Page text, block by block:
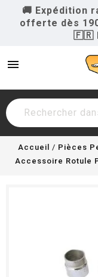
🚚 Expédition
offerte dès
🇫🇷
menu
Accueil Pièces
Accessoire Rotule